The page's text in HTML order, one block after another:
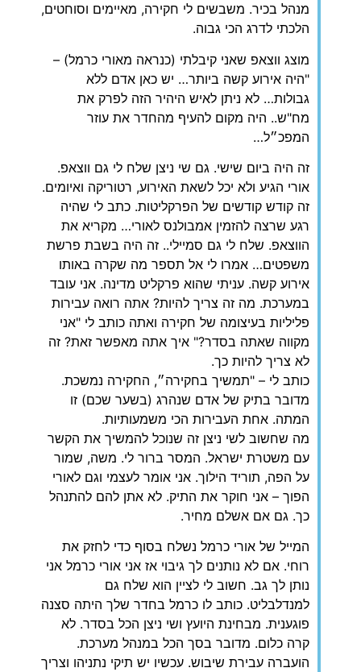
מנהל בכיר. משבשים לי חקירה, מאיימים וסוחטים,
הלכתי לדרג הכי גבוה.
‏מוצג ווצאפ שאני קיבלתי (כנראה מאורי כרמל) –
"היה אירוע קשה ביותר… יש כאן אדם ללא
גבולות… לא ניתן לאיש היהיר הזה לפרק את
מח"ש.. היה מקום להעיף מהחדר את עוזר
המפכ״ל…
‏זה היה ביום שישי. גם שי ניצן שלח לי גם ווצאפ.
אורי הגיע ולא יכל לשאת האירוע, רטוריקה ואיומים.
זה קודש קודשים של הפרקליטות. כתב לי שהיה
רגע שרצה להזמין אמבולנס לאורי… מקריא את
הווצאפ. שלח לי גם סמיילי.. זה היה בשבת פרשת
משפטים… אמרו לי אל תספר מה שקרה באותו
אירוע קשה. עניתי שהוא פרקליט מדינה. אני עובד
במערכת. מה זה צריך להיות? אתה רואה עבירות
פליליות בעיצומה של חקירה ואתה כותב לי "אני
מקווה שאתה בסדר?" איך אתה מאפשר זאת? זה
לא צריך להיות כך.
כותב לי – "תמשיך בחקירה״, החקירה נמשכת.
מדובר בתיק של אדם שנהרג (בשער שכם) זו
המתה. אחת העבירות הכי משמעותיות.
מה שחשוב לשי ניצן זה שנוכל להמשיך את הקשר
עם משטרת ישראל. המסר ברור לי. משה, שמור
על הפה, תוריד הילוך. אני אומר לעצמי וגם לאורי
הפוך – אני חוקר את התיק. לא אתן להם להתנהל
כך. גם אם אשלם מחיר.
‏המייל של אורי כרמל נשלח בסוף כדי לחזק את
רוחי. אם לא נותנים לך גיבוי אז אני אורי כרמל אני
נותן לך גב. חשוב לי לציין הוא שלח גם
למנדלבליט. כותב לו כרמל בחדר שלך היתה סצנה
פוגענית. מבחינת היועץ ושי ניצן הכל בסדר. לא
קרה כלום. מדובר בסך הכל במנהל מערכת.
הועברה עבירת שיבוש. עכשיו יש תיקי נתניהו וצריך